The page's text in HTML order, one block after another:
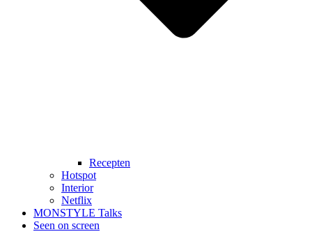
Recepten
Hotspot
Interior
Netflix
MONSTYLE Talks
Seen on screen